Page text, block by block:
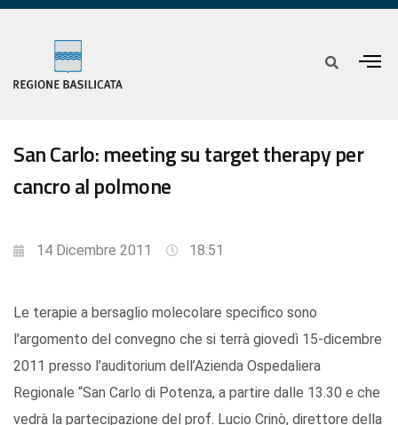
San Carlo: meeting su target therapy per
cancro al polmone
14 Dicembre 2011 18:51
Le terapie a bersaglio molecolare specifico sono
l’argomento del convegno che si terrà giovedì 15-dicembre
2011 presso l’auditorium dell’Azienda Ospedaliera
Regionale “San Carlo di Potenza, a partire dalle 13.30 e che
vedrà la partecipazione del prof. Lucio Crinò, direttore della